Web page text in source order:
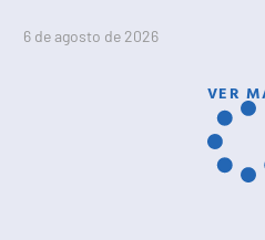
6 de agosto de 2026
VER